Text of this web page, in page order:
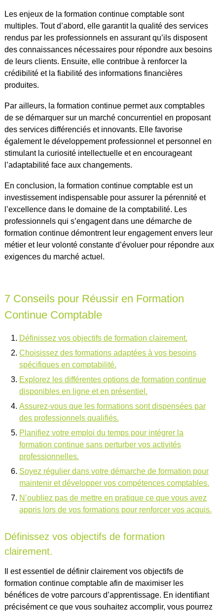
Les enjeux de la formation continue comptable sont
multiples. Tout d’abord, elle garantit la qualité des services
rendus par les professionnels en assurant qu’ils disposent
des connaissances nécessaires pour répondre aux besoins
de leurs clients. Ensuite, elle contribue à renforcer la
crédibilité et la fiabilité des informations financières
produites.
Par ailleurs, la formation continue permet aux comptables
de se démarquer sur un marché concurrentiel en proposant
des services différenciés et innovants. Elle favorise
également le développement professionnel et personnel en
stimulant la curiosité intellectuelle et en encourageant
l’adaptabilité face aux changements.
En conclusion, la formation continue comptable est un
investissement indispensable pour assurer la pérennité et
l’excellence dans le domaine de la comptabilité. Les
professionnels qui s’engagent dans une démarche de
formation continue démontrent leur engagement envers leur
métier et leur volonté constante d’évoluer pour répondre aux
exigences du marché actuel.
7 Conseils pour Réussir en Formation
Continue Comptable
Définissez vos objectifs de formation clairement.
Choisissez des formations adaptées à vos besoins
spécifiques en comptabilité.
Explorez les différentes options de formation continue
disponibles en ligne et en présentiel.
Assurez-vous que les formations sont dispensées par
des professionnels qualifiés.
Planifiez votre emploi du temps pour intégrer la
formation continue sans perturber vos activités
professionnelles.
Soyez régulier dans votre démarche de formation pour
maintenir et développer vos compétences comptables.
N’oubliez pas de mettre en pratique ce que vous avez
appris lors de vos formations pour renforcer vos acquis.
Définissez vos objectifs de formation
clairement.
Il est essentiel de définir clairement vos objectifs de
formation continue comptable afin de maximiser les
bénéfices de votre parcours d’apprentissage. En identifiant
précisément ce que vous souhaitez accomplir, vous pourrez